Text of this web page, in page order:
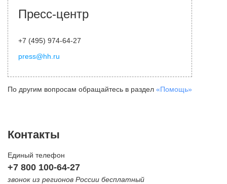
Пресс-центр
+7 (495) 974-64-27
press@hh.ru
По другим вопросам обращайтесь в раздел «Помощь»
Контакты
Единый телефон
+7 800 100-64-27
звонок из регионов России бесплатный